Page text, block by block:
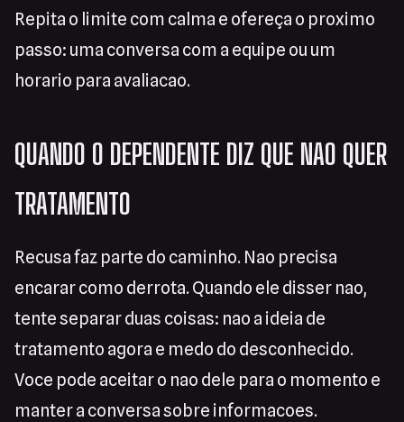
Repita o limite com calma e ofereça o proximo
passo: uma conversa com a equipe ou um
horario para avaliacao.
QUANDO O DEPENDENTE DIZ QUE NAO QUER
TRATAMENTO
Recusa faz parte do caminho. Nao precisa
encarar como derrota. Quando ele disser nao,
tente separar duas coisas: nao a ideia de
tratamento agora e medo do desconhecido.
Voce pode aceitar o nao dele para o momento e
manter a conversa sobre informacoes.